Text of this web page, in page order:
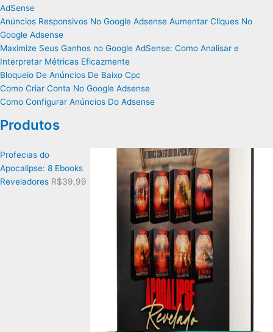
AdSense
Anúncios Responsivos No Google Adsense Aumentar Cliques No
Google Adsense
Maximize Seus Ganhos no Google AdSense: Como Analisar e
Interpretar Métricas Eficazmente
Bloqueio De Anúncios De Baixo Cpc
Como Criar Conta No Google Adsense
Como Configurar Anúncios Do Adsense
Produtos
Profecias do
Apocalipse: 8 Ebooks
Reveladores R$39,99